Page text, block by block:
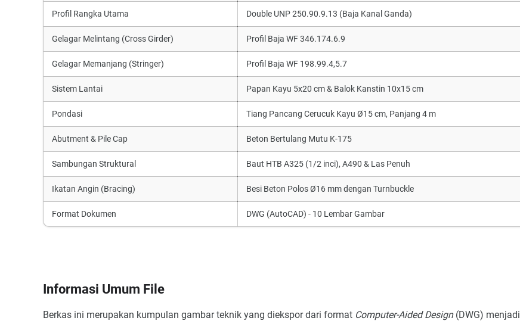
Profil Rangka Utama Double UNP 250.90.9.13 (Baja Kanal Ganda)
Gelagar Melintang (Cross Girder) Profil Baja WF 346.174.6.9
Gelagar Memanjang (Stringer) Profil Baja WF 198.99.4,5.7
Sistem Lantai Papan Kayu 5x20 cm & Balok Kanstin 10x15 cm
Pondasi Tiang Pancang Cerucuk Kayu Ø15 cm, Panjang 4 m
Abutment & Pile Cap Beton Bertulang Mutu K-175
Sambungan Struktural Baut HTB A325 (1/2 inci), A490 & Las Penuh
Ikatan Angin (Bracing) Besi Beton Polos Ø16 mm dengan Turnbuckle
Format Dokumen DWG (AutoCAD) - 10 Lembar Gambar
Informasi Umum File
Berkas ini merupakan kumpulan gambar teknik yang diekspor dari format Computer-Aided Design(DWG) menjadi